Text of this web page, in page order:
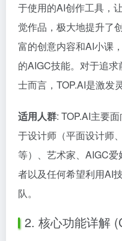
于使用的AI创作工具，
觉作品，极大地提升了
富的创意内容和AI小课
的AIGC技能。对于追
士而言，TOP.AI是激发
适用人群: TOP.AI主要
于设计师（平面设计师
等）、艺术家、AIGC
者以及任何希望利用AI
队。
2. 核心功能详解